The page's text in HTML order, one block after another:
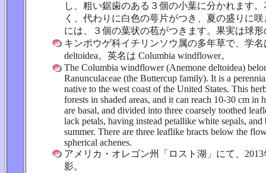
し、粗い鋸歯のある３個の小葉に分かれます
く、代わりに白色の萼片がつき、夏の盛りに
には、３個の葉状の苞がつきます。果実は球
キンポウゲ科イチリンソウ属の多年草で、学名
deltoidea。英名は Columbia windflower。
The Columbia windflower (Anemone deltoidea)
Ranunculaceae (the Buttercup family). It is a
native to the west coast of the United States. This
forests in shaded areas, and it can reach 10-30 cm in
are basal, and divided into three coarsely toothed
lack petals, having instead petallike white sepals,
summer. There are three leaflike bracts below the
spherical achenes.
アメリカ・オレゴン州「ロスト湖」にて、2013
影。